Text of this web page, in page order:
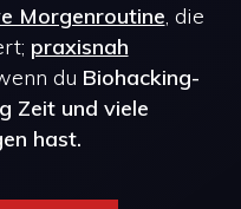
Morgenroutine, die
praxisnah
du Biohacking-
Zeit und viele
hast.